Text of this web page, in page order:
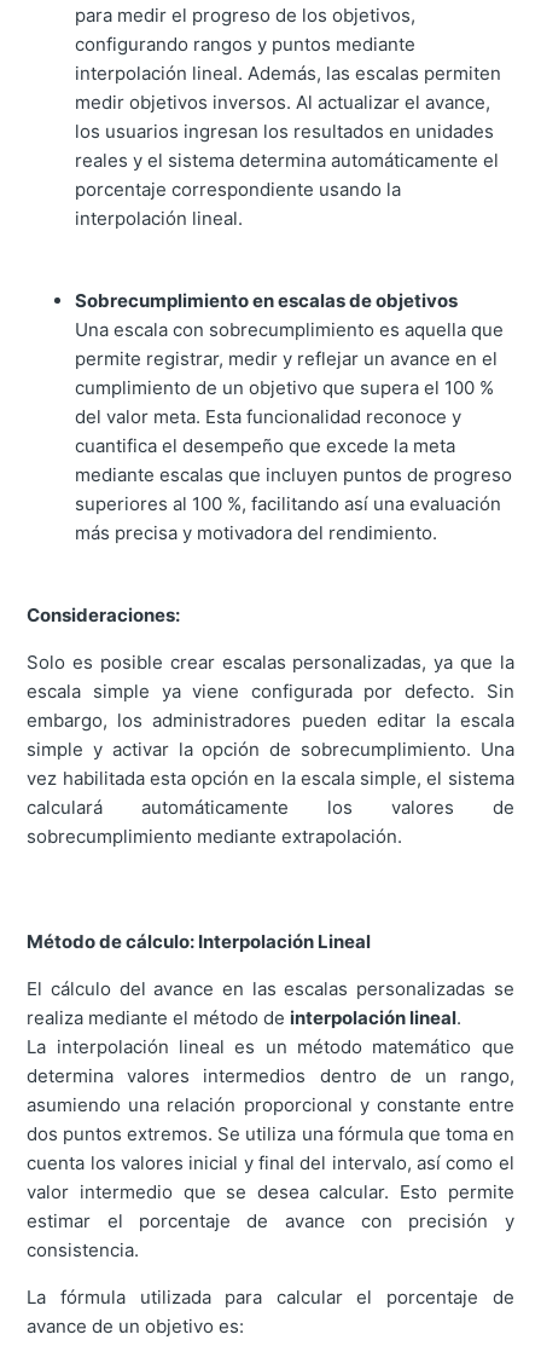
para medir el progreso de los objetivos,
configurando rangos y puntos mediante
interpolación lineal. Además, las escalas permiten
medir objetivos inversos. Al actualizar el avance,
los usuarios ingresan los resultados en unidades
reales y el sistema determina automáticamente el
porcentaje correspondiente usando la
interpolación lineal.
Sobrecumplimiento en escalas de objetivos
Una escala con sobrecumplimiento es aquella que
permite registrar, medir y reflejar un avance en el
cumplimiento de un objetivo que supera el 100 %
del valor meta. Esta funcionalidad reconoce y
cuantifica el desempeño que excede la meta
mediante escalas que incluyen puntos de progreso
superiores al 100 %, facilitando así una evaluación
más precisa y motivadora del rendimiento.
Consideraciones:
Solo es posible crear escalas personalizadas, ya que la
escala simple ya viene configurada por defecto. Sin
embargo, los administradores pueden editar la escala
simple y activar la opción de sobrecumplimiento. Una
vez habilitada esta opción en la escala simple, el sistema
calculará automáticamente los valores de
sobrecumplimiento mediante extrapolación.
Método de cálculo: Interpolación Lineal
El cálculo del avance en las escalas personalizadas se
realiza mediante el método de interpolación lineal.
La interpolación lineal es un método matemático que
determina valores intermedios dentro de un rango,
asumiendo una relación proporcional y constante entre
dos puntos extremos. Se utiliza una fórmula que toma en
cuenta los valores inicial y final del intervalo, así como el
valor intermedio que se desea calcular. Esto permite
estimar el porcentaje de avance con precisión y
consistencia.
La fórmula utilizada para calcular el porcentaje de
avance de un objetivo es: